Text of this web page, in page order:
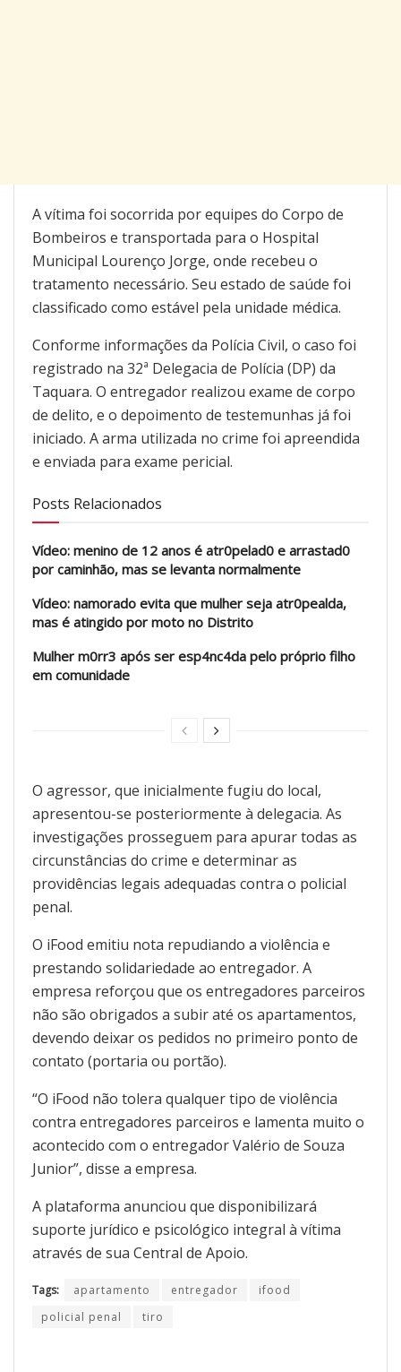
A vítima foi socorrida por equipes do Corpo de
Bombeiros e transportada para o Hospital
Municipal Lourenço Jorge, onde recebeu o
tratamento necessário. Seu estado de saúde foi
classificado como estável pela unidade médica.
Conforme informações da Polícia Civil, o caso foi
registrado na 32ª Delegacia de Polícia (DP) da
Taquara. O entregador realizou exame de corpo
de delito, e o depoimento de testemunhas já foi
iniciado. A arma utilizada no crime foi apreendida
e enviada para exame pericial.
Posts Relacionados
Vídeo: menino de 12 anos é atr0pelad0 e arrastad0
por caminhão, mas se levanta normalmente
Vídeo: namorado evita que mulher seja atr0pealda,
mas é atingido por moto no Distrito
Mulher m0rr3 após ser esp4nc4da pelo próprio filho
em comunidade
O agressor, que inicialmente fugiu do local,
apresentou-se posteriormente à delegacia. As
investigações prosseguem para apurar todas as
circunstâncias do crime e determinar as
providências legais adequadas contra o policial
penal.
O iFood emitiu nota repudiando a violência e
prestando solidariedade ao entregador. A
empresa reforçou que os entregadores parceiros
não são obrigados a subir até os apartamentos,
devendo deixar os pedidos no primeiro ponto de
contato (portaria ou portão).
“O iFood não tolera qualquer tipo de violência
contra entregadores parceiros e lamenta muito o
acontecido com o entregador Valério de Souza
Junior”, disse a empresa.
A plataforma anunciou que disponibilizará
suporte jurídico e psicológico integral à vítima
através de sua Central de Apoio.
Tags: apartamento entregador
ifood
policial penal
tiro